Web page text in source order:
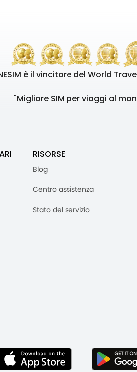
è il vincitore del World
"Migliore SIM per viaggi al
RISORSE
Blog
Centro assistenza
Stato del servizio